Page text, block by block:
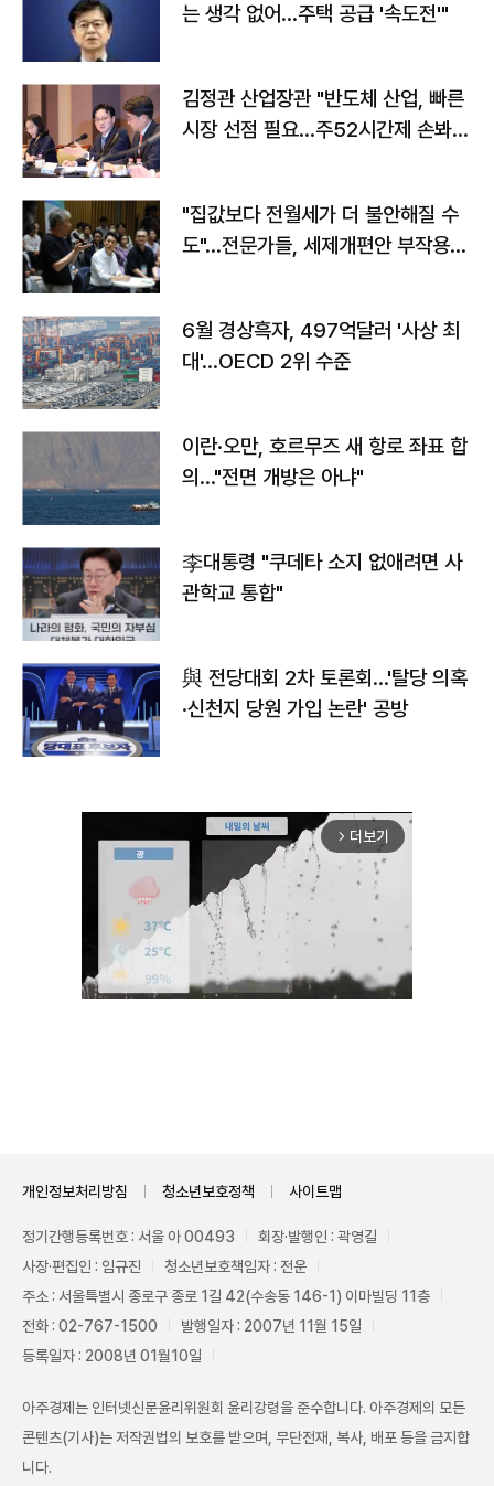
는 생각 없어…주택 공급 '속도전'"
김정관 산업장관 "반도체 산업, 빠른
시장 선점 필요…주52시간제 손봐
"집값보다 전월세가 더 불안해질 수
도"…전문가들, 세제개편안 부작용
6월 경상흑자, 497억달러 '사상 최
대'…OECD 2위 수준
이란·오만, 호르무즈 새 항로 좌표 합
의…"전면 개방은 아냐"
李대통령 "쿠데타 소지 없애려면 사
관학교 통합"
與 전당대회 2차 토론회…'탈당 의혹
·신천지 당원 가입 논란' 공방
arrow_forward_ios 더보기
개인정보처리방침 청소년보호정책 사이트맵
정기간행등록번호 : 서울 아 00493
회장·발행인 : 곽영길
사장·편집인 : 임규진
청소년보호책임자 : 전운
주소 : 서울특별시 종로구 종로 1길 42(수송동 146-1) 이마빌딩 11층
전화 : 02-767-1500
발행일자 : 2007년 11월 15일
등록일자 : 2008년 01월10일
아주경제는 인터넷신문윤리위원회 윤리강령을 준수합니다. 아주경제의 모든
콘텐츠(기사)는 저작권법의 보호를 받으며, 무단전재, 복사, 배포 등을 금지합
니다.